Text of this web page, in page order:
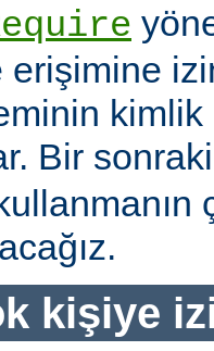
kimlik
Bir
kişiye